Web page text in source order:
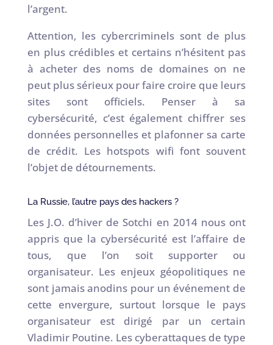
l’argent.
Attention, les cybercriminels sont de plus
en plus crédibles et certains n’hésitent pas
à acheter des noms de domaines on ne
peut plus sérieux pour faire croire que leurs
sites sont officiels. Penser à sa
cybersécurité, c’est également chiffrer ses
données personnelles et plafonner sa carte
de crédit. Les hotspots wifi font souvent
l’objet de détournements.
La Russie, l’autre pays des hackers ?
Les J.O. d’hiver de Sotchi en 2014 nous ont
appris que la cybersécurité est l’affaire de
tous, que l’on soit supporter ou
organisateur. Les enjeux géopolitiques ne
sont jamais anodins pour un événement de
cette envergure, surtout lorsque le pays
organisateur est dirigé par un certain
Vladimir Poutine. Les cyberattaques de type